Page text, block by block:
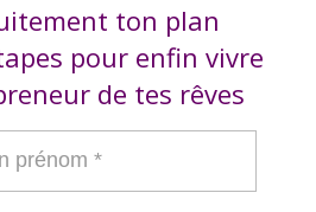
ton plan
pour enfin vivre
de tes rêves